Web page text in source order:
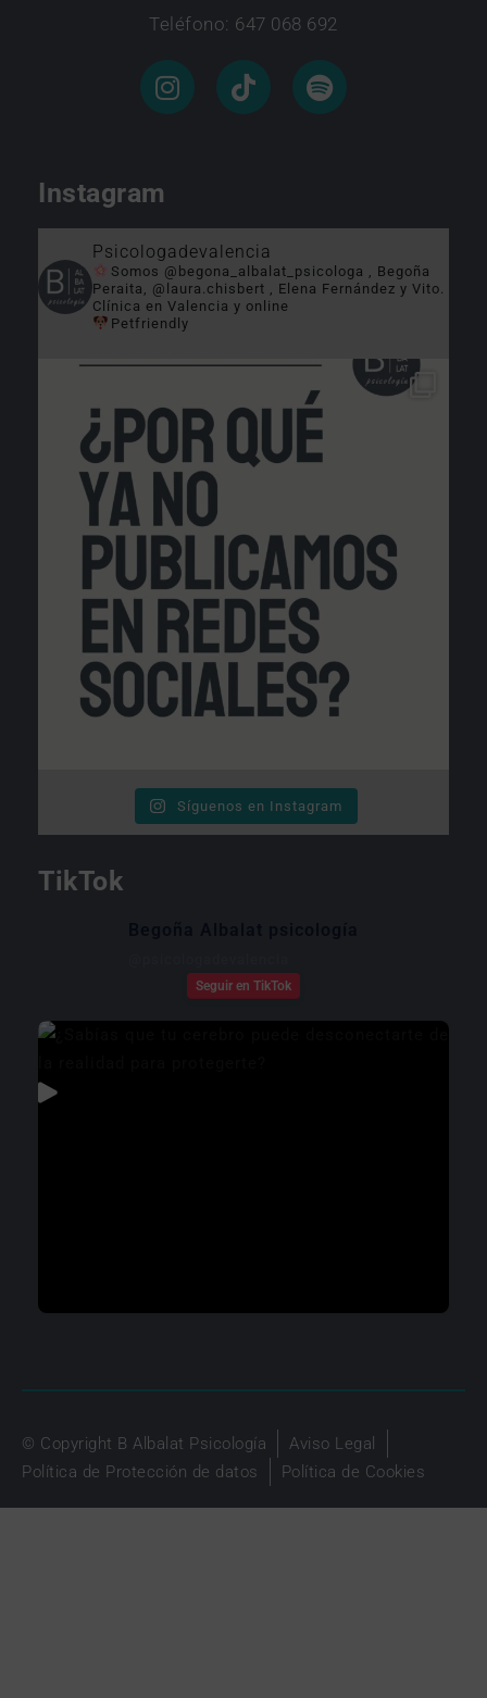
Teléfono: 647 068 692
Instagram
Psicologadevalencia
Somos @begona_albalat_psicologa , Begoña
Peraita, @laura.chisbert , Elena Fernández y Vito.
Clínica en Valencia y online
Petfriendly
Síguenos en Instagram
TikTok
Seguir en TikTok
© Copyright B Albalat Psicología
Aviso Legal
Política de Protección de datos
Política de Cookies